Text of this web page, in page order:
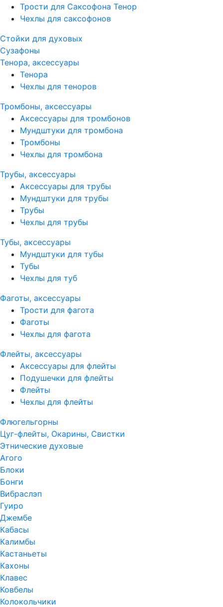
Трости для Саксофона Тенор
Чехлы для саксофонов
Стойки для духовых
Сузафоны
Тенора, аксессуары
Тенора
Чехлы для теноров
Тромбоны, аксессуары
Аксессуары для тромбонов
Мундштуки для тромбона
Тромбоны
Чехлы для тромбона
Трубы, аксессуары
Аксессуары для трубы
Мундштуки для трубы
Трубы
Чехлы для трубы
Тубы, аксессуары
Мундштуки для тубы
Тубы
Чехлы для туб
Фаготы, аксессуары
Трости для фагота
Фаготы
Чехлы для фагота
Флейты, аксессуары
Аксессуары для флейты
Подушечки для флейты
Флейты
Чехлы для флейты
Флюгельгорны
Цуг-флейты, Окарины, Свистки
Этнические духовые
Агого
Блоки
Бонги
Вибраслэп
Гуиро
Джембе
Кабасы
Калимбы
Кастаньеты
Кахоны
Клавес
Ковбелы
Колокольчики